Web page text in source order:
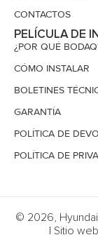
CONTACTOS
PELÍCULA DE
¿POR QUÉ
CÓMO INSTALAR
BOLETINES
GARANTÍA
POLÍTICA DE
POLÍTICA DE
© 2026,
| Sitio